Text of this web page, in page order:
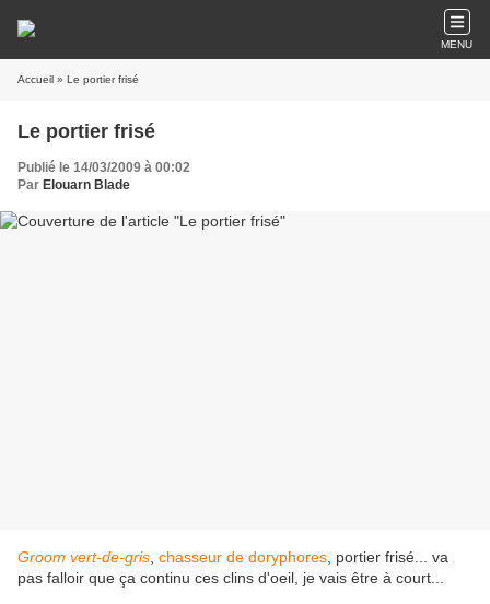
MENU
Accueil » Le portier frisé
Le portier frisé
Publié le 14/03/2009 à 00:02
Par Elouarn Blade
Groom vert-de-gris chasseur de doryphores , portier frisé... va
pas falloir que ça continu ces clins d'oeil, je vais être à court...